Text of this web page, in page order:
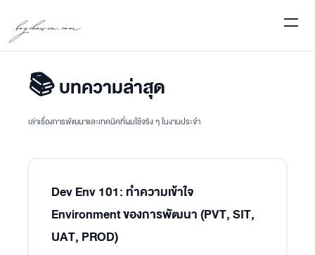
boychawin.com
📚 บทความล่าสุด
เล่าเรื่องการพัฒนาและเทคนิคที่ผมใช้จริง ๆ ในงานประจำ
Dev Env 101: ทำความเข้าใจ
Environment ของการพัฒนา (PVT, SIT,
UAT, PROD)